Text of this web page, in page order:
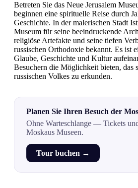
Betreten Sie das Neue Jerusalem
beginnen eine spirituelle Reise durch
Geschichte. In der malerischen Stadt
Museum für seine beeindruckende
religiöse Artefakte und seine tiefen
russischen Orthodoxie bekannt. Es ist
Glaube, Geschichte und Kultur
Besuchern die Möglichkeit bieten, das
russischen Volkes zu erkunden.
Planen Sie Ihren Besuch der
Ohne Warteschlange — Tickets
Moskaus Museen.
Tour buchen →